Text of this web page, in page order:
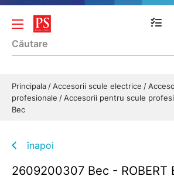
Principala Accesorii scule electrice
profesionale
Accesorii pentru scule
Bec
înapoi
2609200307 Bec - ROBERT